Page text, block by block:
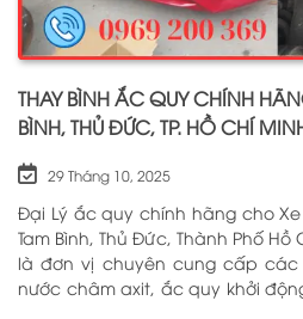
THAY BÌNH ẮC QUY CHÍNH
BÌNH, THỦ ĐỨC, TP. HỒ CHÍ
29 Tháng 10, 2025
Đại Lý ắc quy chính hãng cho
Tam Bình, Thủ Đức, Thành Phố
là đơn vị chuyên cung cấp
nước châm axit, ắc quy khởi